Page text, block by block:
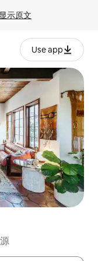
显示原文
Use app